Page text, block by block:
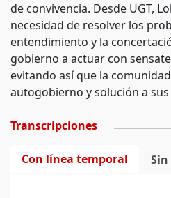
de convivencia. Desde UGT,
necesidad de resolver los
entendimiento y la
gobierno a actuar con
evitando así que la
autogobierno y solución a
Transcripciones
Con línea temporal